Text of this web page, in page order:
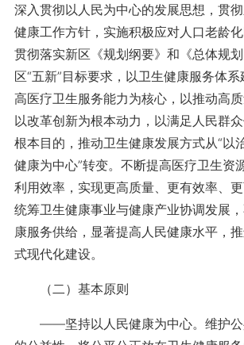
深入贯彻以人民为中心的发展思想，贯
健康工作方针，实施积极应对人口老龄
贯彻落实新区《规划纲要》和《总体规
区“五新”目标要求，以卫生健康服务体
高医疗卫生服务能力为核心，以推动高质
以改革创新为根本动力，以满足人民群
根本目的，推动卫生健康发展方式从“以
健康为中心”转变。不断提高医疗卫生资
利用效率，实现更高质量、更有效率、更
统筹卫生健康事业与健康产业协调发展
康服务供给，显著提高人民健康水平，
式现代化建设。
（二）基本原则
——坚持以人民健康为中心。维护公